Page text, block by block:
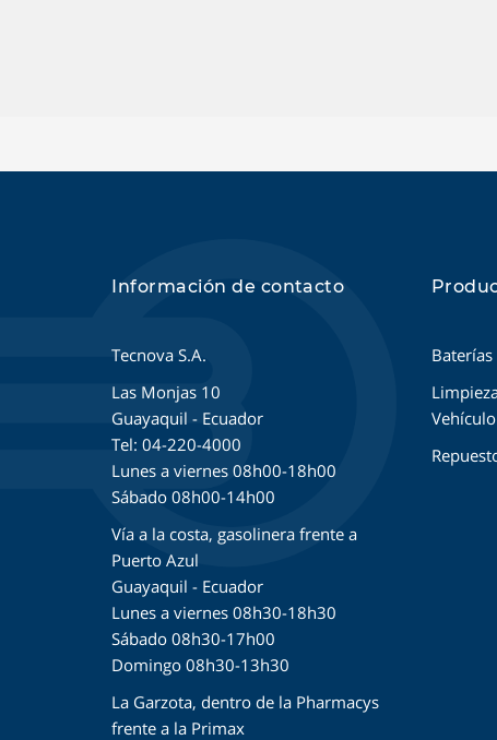
Información de contacto
Tecnova S.A.
Las Monjas 10
Guayaquil - Ecuador
Tel: 04-220-4000
Lunes a viernes 08h00-18h00
Sábado 08h00-14h00
Vía a la costa, gasolinera frente a
Puerto Azul
Guayaquil - Ecuador
Lunes a viernes 08h30-18h30
Sábado 08h30-17h00
Domingo 08h30-13h30
La Garzota, dentro de la Pharmacys
frente a la Primax
Baterías
Vehículo